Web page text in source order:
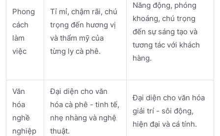
Phong
cách
làm
việc
Tỉ mỉ, chậm rãi, chú
trọng đến hương vị
và thẩm mỹ của
từng ly cà phê.
Năng động, phóng
khoáng, chú trọng
đến sự sáng tạo và
tương tác với khách
hàng.
Văn
hóa
nghề
nghiệp
Đại diện cho văn
hóa cà phê - tinh tế,
nhẹ nhàng và nghệ
thuật.
Đại diện cho văn hóa
giải trí - sôi động,
hiện đại và cá tính.